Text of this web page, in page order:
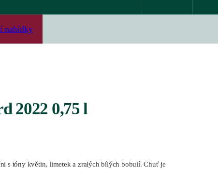
nabídky
2022 0,75 l
s tóny květin, limetek a zralých bílých bobulí. Chuť je